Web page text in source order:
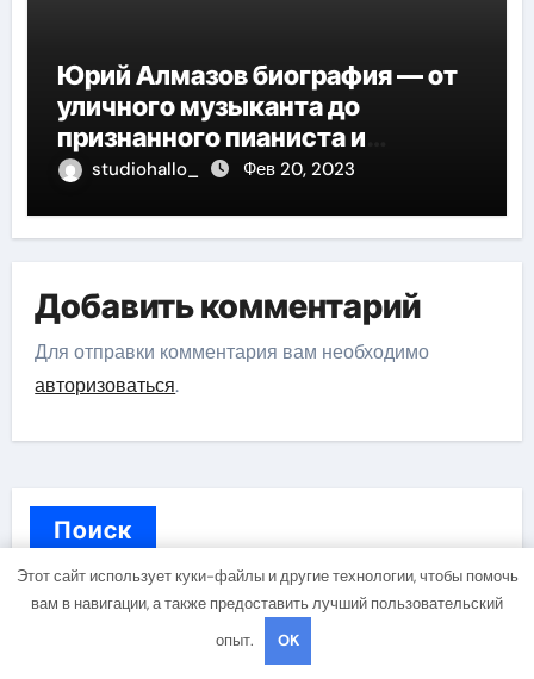
Юрий Алмазов биография — от
уличного музыканта до
признанного пианиста и
композитора
studiohallo_ Фев 20, 2023
Добавить комментарий
Для отправки комментария вам необходимо
авторизоваться.
Поиск
Поиск
Этот сайт использует куки-файлы и другие технологии, чтобы помочь
вам в навигации, а также предоставить лучший пользовательский
опыт.
OK